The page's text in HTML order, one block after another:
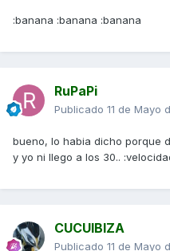
:banana :banana :banana
RuPaPi
Publicado 11 de Mayo
bueno, lo habia dicho porque
y yo ni llego a los 30..
CUCUIBIZA
Publicado 11 de Mayo